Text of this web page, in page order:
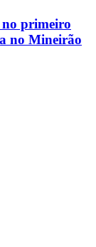
no primeiro
no Mineirão